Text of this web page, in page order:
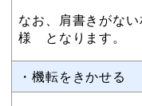
なお、肩書きがな
様 となります。
・機転をきかせる